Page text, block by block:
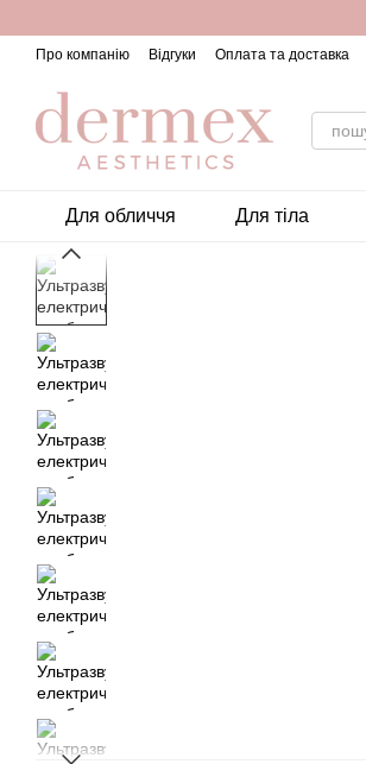
Про компанію Відгуки Оплата та доставка
Для обличчя Для тіла